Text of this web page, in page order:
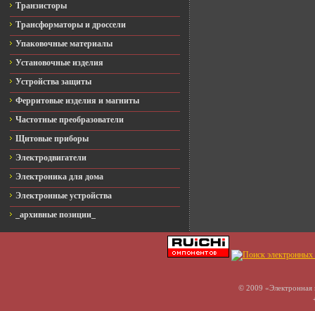
Транзисторы
Трансформаторы и дроссели
Упаковочные материалы
Установочные изделия
Устройства защиты
Ферритовые изделия и магниты
Частотные преобразователи
Щитовые приборы
Электродвигатели
Электроника для дома
Электронные устройства
_архивные позиции_
© 2009